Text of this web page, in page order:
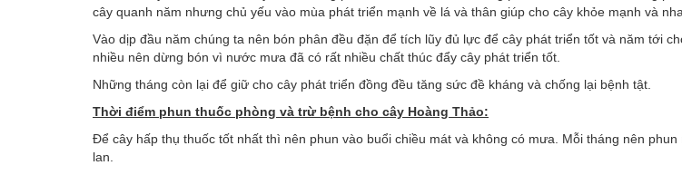
cây quanh năm nhưng chủ yếu vào mùa phát triển mạnh về lá và thân giúp cho cây khỏe mạnh và
Vào dịp đầu năm chúng ta nên bón phân đều đặn để tích lũy đủ lực để cây phát triển tốt và năm tới
nhiều nên dừng bón vì nước mưa đã có rất nhiều chất thúc đẩy cây phát triển tốt.
Những tháng còn lại để giữ cho cây phát triển đồng đều tăng sức đề kháng và chống lại bệnh tật.
Thời điểm phun thuốc phòng và trừ bệnh cho cây Hoàng Thảo:
Để cây hấp thụ thuốc tốt nhất thì nên phun vào buổi chiều mát và không có mưa. Mỗi tháng nên
lan.